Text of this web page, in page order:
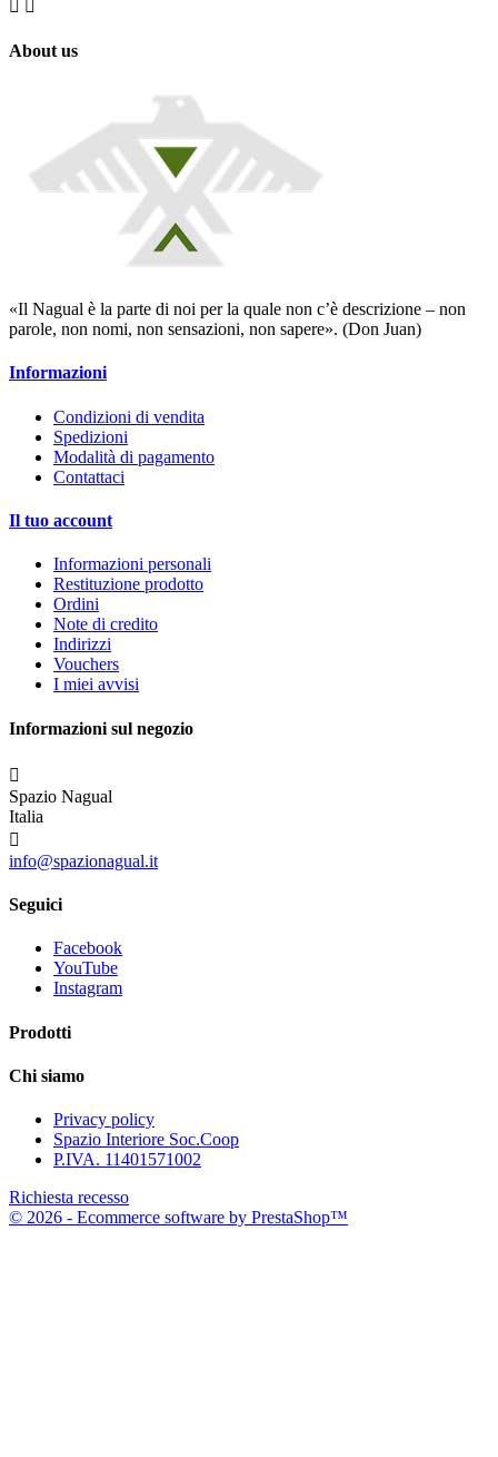
About us
«Il Nagual è la parte di noi per la quale non c’è descrizione – non
parole, non nomi, non sensazioni, non sapere». (Don Juan)
Informazioni
Condizioni di vendita
Spedizioni
Modalità di pagamento
Contattaci
Il tuo account
Informazioni personali
Restituzione prodotto
Ordini
Note di credito
Indirizzi
Vouchers
I miei avvisi
Informazioni sul negozio

Spazio Nagual
Italia

info@spazionagual.it
Seguici
Facebook
YouTube
Instagram
Prodotti
Chi siamo
Privacy policy
Spazio Interiore Soc.Coop
P.IVA. 11401571002
Richiesta recesso
© 2026 - Ecommerce software by PrestaShop™